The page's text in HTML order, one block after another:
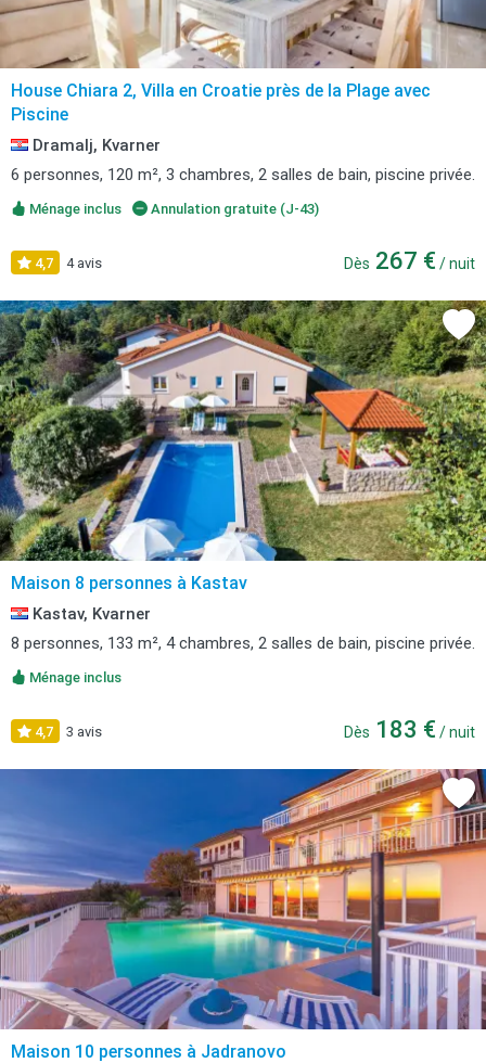
House Chiara 2, Villa en Croatie près de la Plage avec
Piscine
Dramalj, Kvarner
6 personnes, 120 m², 3 chambres, 2 salles de bain, piscine privée.
Ménage inclus Annulation gratuite (J-43)
4,7 4 avis Dès 267 € / nuit
Maison 8 personnes à Kastav
Kastav, Kvarner
8 personnes, 133 m², 4 chambres, 2 salles de bain, piscine privée.
Ménage inclus
4,7 3 avis Dès 183 € / nuit
Maison 10 personnes à Jadranovo